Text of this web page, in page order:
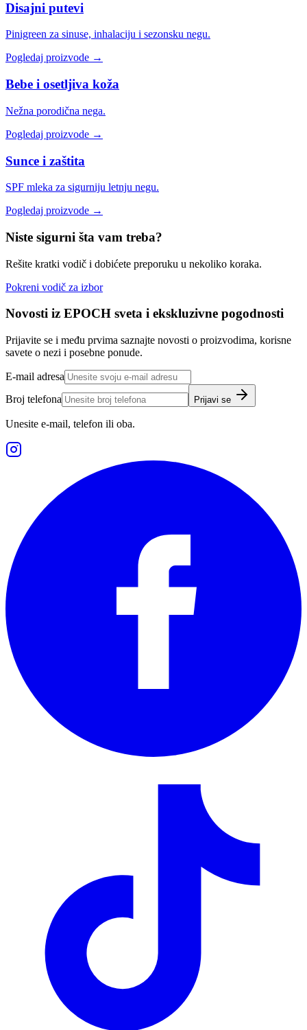
Disajni putevi
Pinigreen za sinuse, inhalaciju i sezonsku negu.
Pogledaj proizvode →
Bebe i osetljiva koža
Nežna porodična nega.
Pogledaj proizvode →
Sunce i zaštita
SPF mleka za sigurniju letnju negu.
Pogledaj proizvode →
Niste sigurni šta vam treba?
Rešite kratki vodič i dobićete preporuku u nekoliko koraka.
Pokreni vodič za izbor
Novosti iz EPOCH sveta i ekskluzivne pogodnosti
Prijavite se i među prvima saznajte novosti o proizvodima, korisne
savete o nezi i posebne ponude.
E-mail adresa
Broj telefona
Prijavi se
Unesite e-mail, telefon ili oba.